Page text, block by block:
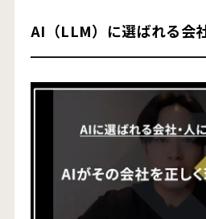
AI（LLM）に選ばれる会